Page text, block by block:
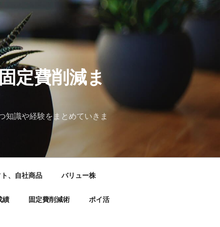
定費削減ま
知識や経験をまとめていきま
、自社商品 バリュー株
績 固定費削減術 ポイ活